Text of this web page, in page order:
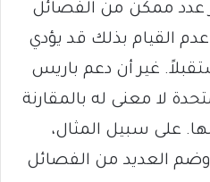
عدد ممكن من الفصائل
عدم القيام بذلك قد يؤدي
غير أن دعم باريس
لا معنى له بالمقارنة
على سبيل المثال،
العديد من الفصائل